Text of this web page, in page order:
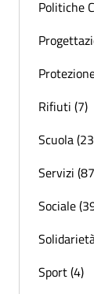
Politiche
Rifiuti (7)
Scuola
Servizi
Sociale
Sport (4)